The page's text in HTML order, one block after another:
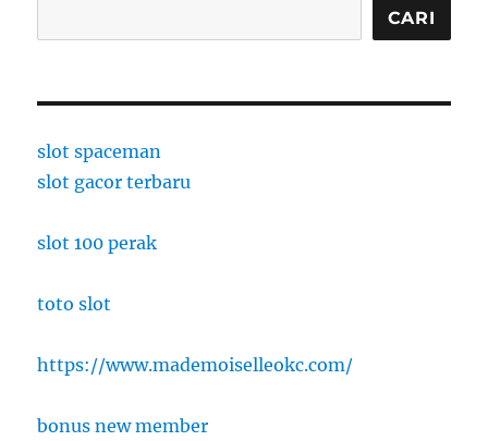
CARI
slot spaceman
slot gacor terbaru
slot 100 perak
toto slot
https://www.mademoiselleokc.com/
bonus new member